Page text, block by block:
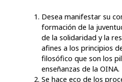
Desea manifestar su
formación de la
de la solidaridad y la
afines a los principios
filosófico que son los
enseñanzas de la OINA.
Se hace eco de los